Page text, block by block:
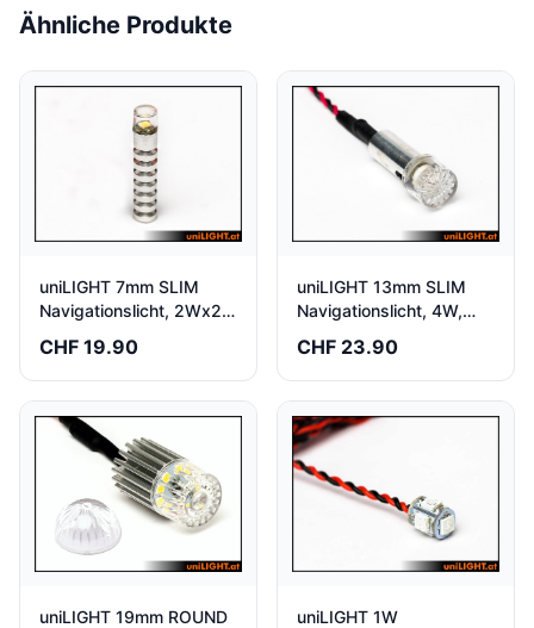
Ähnliche Produkte
uniLIGHT 7mm SLIM
Navigationslicht, 2Wx2,
CHF 19.90
uniLIGHT 13mm SLIM
Navigationslicht, 4W,
CHF 23.90
uniLIGHT 19mm ROUND
uniLIGHT 1W